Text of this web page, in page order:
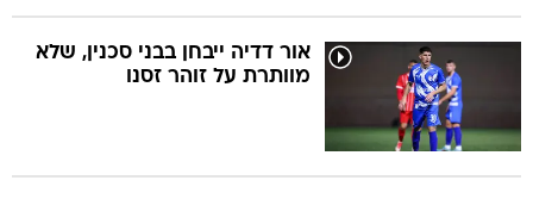
אור דדיה ייבחן בבני סכנין, שלא
מוותרת על זוהר זסנו